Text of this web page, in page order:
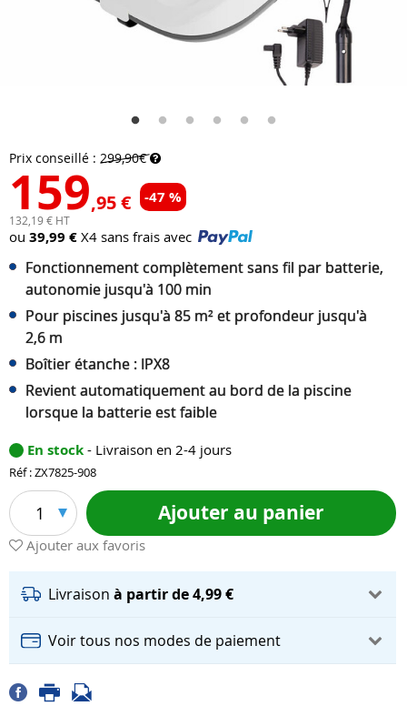
Prix conseillé : 299,90€
159,95 € -47 %
132,19 € HT
ou 39,99 € X4 sans frais avec
Fonctionnement complètement sans fil par batterie,
autonomie jusqu'à 100 min
Pour piscines jusqu'à 85 m² et profondeur jusqu'à
2,6 m
Boîtier étanche : IPX8
Revient automatiquement au bord de la piscine
lorsque la batterie est faible
En stock - Livraison en 2-4 jours
Réf : ZX7825-908
1 Ajouter au panier
Ajouter aux favoris
Livraison à partir de 4,99 €
Voir tous nos modes de paiement